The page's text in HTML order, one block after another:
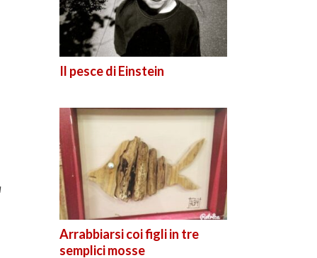
Il pesce di Einstein
Arrabbiarsi coi figli in tre
semplici mosse